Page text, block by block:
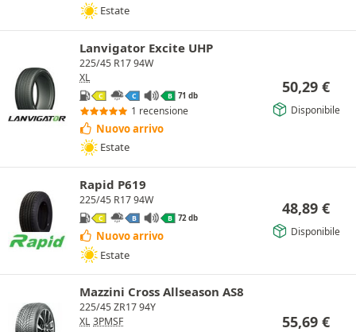
Estate
Lanvigator Excite UHP
225/45 R17 94W
XL
C C B 71 db
1 recensione
Nuovo arrivo
Estate
50,29 €
Disponibile
Rapid P619
225/45 R17 94W
C B B 72 db
Nuovo arrivo
Estate
48,89 €
Disponibile
Mazzini Cross Allseason AS8
225/45 ZR17 94Y
XL 3PMSF 55,69 €